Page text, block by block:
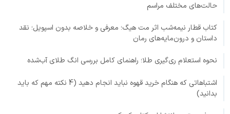
حالت‌های مختلف مراسم
کتاب قطار نیمه‌شب اثر مت هیگ؛ معرفی و خلاصه بدون اسپویل؛ نقد
داستان و درون‌مایه‌های رمان
نحوه استعلام ری‌گیری طلا؛ راهنمای کامل بررسی انگ طلای آب‌شده
اشتباهاتی که هنگام خرید قهوه نباید انجام دهید (4 نکته مهم که باید
بدانید)